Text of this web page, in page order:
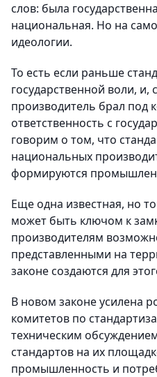
слов: была
национальная. Но на
идеологии.
То есть если раньше
государственной воли, и,
производитель брал под
ответственность с
говорим о том, что
национальных
формируются
Еще одна известная, но
может быть ключом к
производителям
представленными на
законе создаются для
В новом законе усилена
комитетов по
техническим
стандартов на их
промышленность и